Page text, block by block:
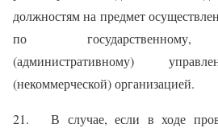
должностям на предмет
по государственному,
(административному)
(некоммерческой) организацией.
21. В случае, если в ходе